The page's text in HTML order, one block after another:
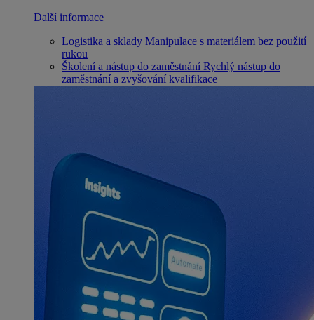
Další informace
Logistika a sklady Manipulace s materiálem bez použití
rukou
Školení a nástup do zaměstnání Rychlý nástup do
zaměstnání a zvyšování kvalifikace